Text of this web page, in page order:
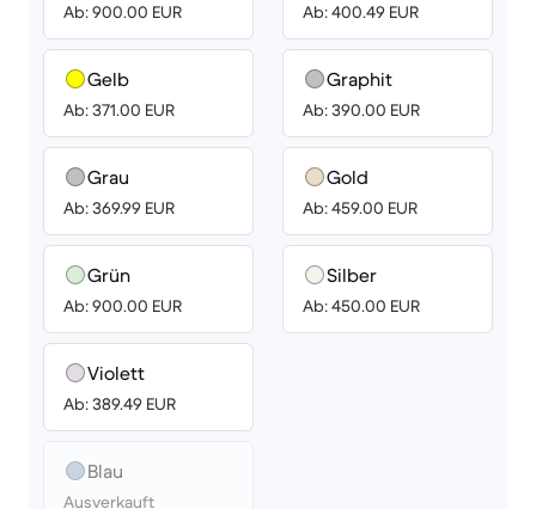
Ab: 900.00 EUR
Gelb
Ab: 371.00 EUR
Grau
Ab: 369.99 EUR
Grün
Ab: 900.00 EUR
Violett
Ab: 389.49 EUR
Blau
Ausverkauft
Ab: 400.49 EUR
Graphit
Ab: 390.00 EUR
Gold
Ab: 459.00 EUR
Silber
Ab: 450.00 EUR